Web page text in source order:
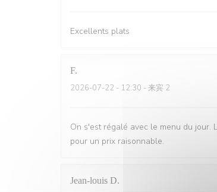
Excellents plats
F
2026-07-22 - 12:30 - 来宾 2
On s'est régalé avec le menu du jour.
pour un prix raisonnable.
Jean-louis D